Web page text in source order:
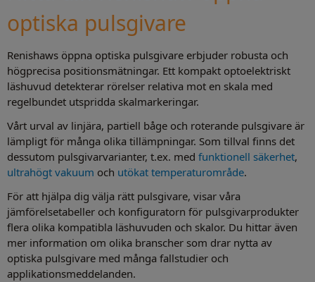
optiska pulsgivare
Renishaws öppna optiska pulsgivare erbjuder robusta och
högprecisa positionsmätningar. Ett kompakt optoelektriskt
läshuvud detekterar rörelser relativa mot en skala med
regelbundet utspridda skalmarkeringar.
Vårt urval av linjära, partiell båge och roterande pulsgivare är
lämpligt för många olika tillämpningar. Som tillval finns det
dessutom pulsgivarvarianter, t.ex. med funktionell säkerhet,
ultrahögt vakuum och utökat temperaturområde.
För att hjälpa dig välja rätt pulsgivare, visar våra
jämförelsetabeller och konfiguratorn för pulsgivarprodukter
flera olika kompatibla läshuvuden och skalor. Du hittar även
mer information om olika branscher som drar nytta av
optiska pulsgivare med många fallstudier och
applikationsmeddelanden.